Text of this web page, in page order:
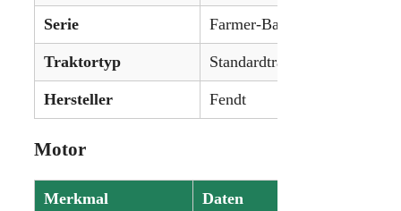
Serie Farmer-Baureihe
Traktortyp Standardtraktor
Hersteller Fendt
Motor
Merkmal Daten